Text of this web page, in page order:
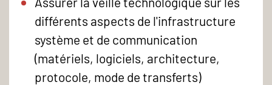
différents aspects de l'infrastructure
système et de communication
(matériels, logiciels, architecture,
protocole, mode de transferts)